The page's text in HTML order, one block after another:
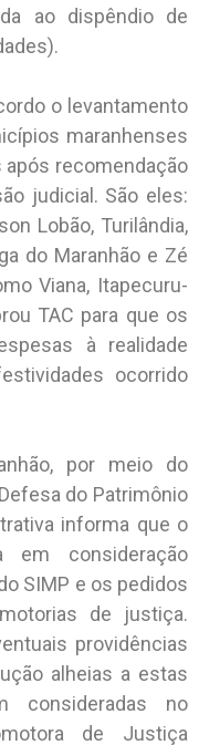
ao dispêndio de
o levantamento
maranhenses
recomendação
judicial. São eles:
Lobão, Turilândia,
do Maranhão e Zé
Viana, Itapecuru-
TAC para que os
à realidade
ocorrido
por meio do
do Patrimônio
informa que o
em consideração
SIMP e os pedidos
de justiça.
providências
alheias a estas
consideradas no
de Justiça